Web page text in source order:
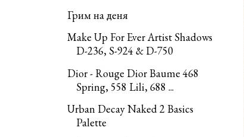
Грим на деня
Make Up For Ever Artist Shadows
D-236, S-924 & D-750
Dior - Rouge Dior Baume 468
Spring, 558 Lili, 688 ...
Urban Decay Naked 2 Basics
Palette